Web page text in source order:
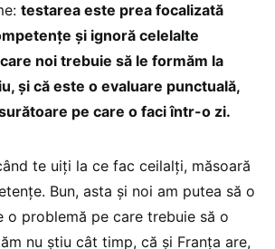
testarea este prea focalizată
și ignoră celelalte
noi trebuie să le formăm la
și că este o evaluare punctuală,
pe care o faci într-o zi.
te uiți la ce fac ceilalți, măsoară
Bun, asta și noi am putea să o
o problemă pe care trebuie să o
nu știu cât timp, că și Franța are,